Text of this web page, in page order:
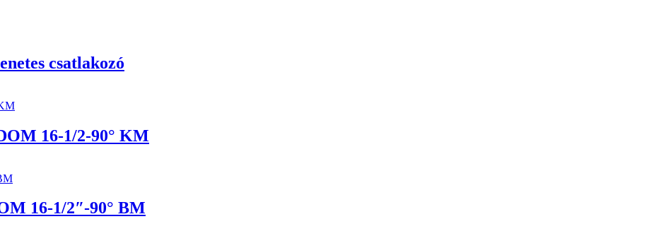
csatlakozó
16-1/2-90° KM
16-1/2″-90° BM